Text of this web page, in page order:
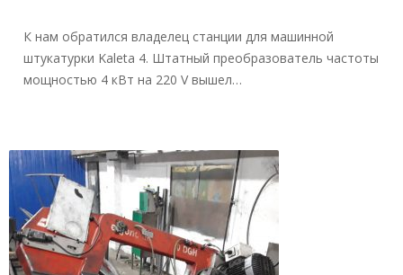
К нам обратился владелец станции для машинной
штукатурки Kaleta 4. Штатный преобразователь частоты
мощностью 4 кВт на 220 V вышел…